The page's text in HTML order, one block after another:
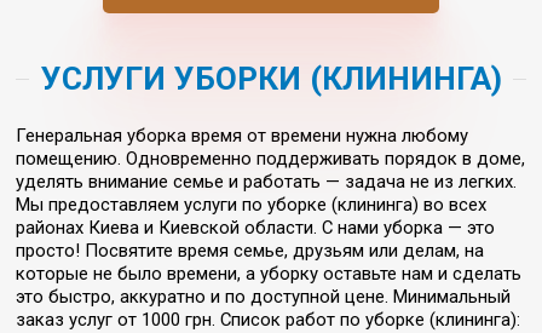
УСЛУГИ УБОРКИ (КЛИНИНГА)
Генеральная уборка время от времени нужна любому
помещению. Одновременно поддерживать порядок в доме,
уделять внимание семье и работать — задача не из легких.
Мы предоставляем услуги по уборке (клининга) во всех
районах Киева и Киевской области. С нами уборка — это
просто! Посвятите время семье, друзьям или делам, на
которые не было времени, а уборку оставьте нам и сделать
это быстро, аккуратно и по доступной цене. Минимальный
заказ услуг от 1000 грн. Cписок работ по уборке (клининга):